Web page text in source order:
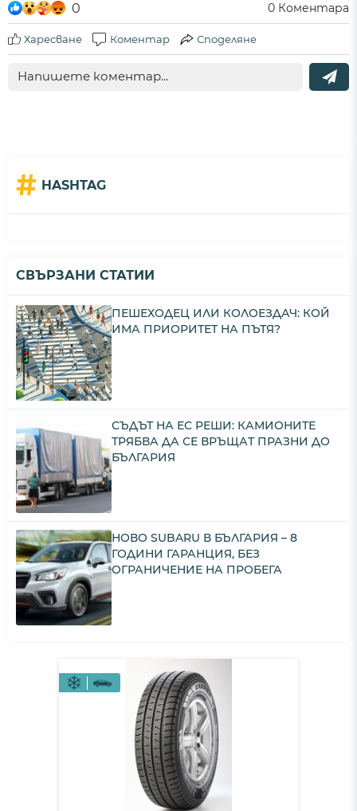
0 0 Коментара
Харесване Коментар Споделяне
# HASHTAG
СВЪРЗАНИ СТАТИИ
ПЕШЕХОДЕЦ ИЛИ КОЛОЕЗДАЧ: КОЙ
ИМА ПРИОРИТЕТ НА ПЪТЯ?
СЪДЪТ НА ЕС РЕШИ: КАМИОНИТЕ
ТРЯБВА ДА СЕ ВРЪЩАТ ПРАЗНИ ДО
БЪЛГАРИЯ
НОВО SUBARU В БЪЛГАРИЯ – 8
ГОДИНИ ГАРАНЦИЯ, БЕЗ
ОГРАНИЧЕНИЕ НА ПРОБЕГА